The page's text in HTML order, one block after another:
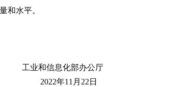
和水平。
工业和信息化部办公厅
2022年11月22日